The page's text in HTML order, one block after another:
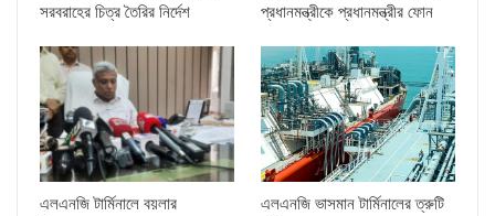
সরবরাহের চিত্র তৈরির নির্দেশ
প্রধানমন্ত্রীকে প্রধানমন্ত্রীর ফোন
এলএনজি টার্মিনালে বয়লার
এলএনজি ভাসমান টার্মিনালের ত্রুটি